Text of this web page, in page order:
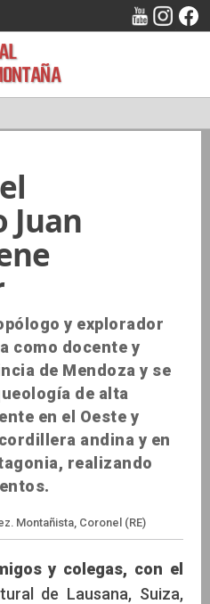
Juan
y explorador
como docente y
de Mendoza y se
de alta
en el Oeste y
andina y en
realizando
y colegas, con el
de Lausana, Suiza,